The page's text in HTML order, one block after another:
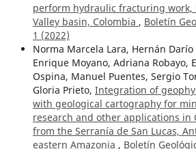
perform hydraulic fracturing work,
Valley basin, Colombia , Boletín
1 (2022)
Norma Marcela Lara, Hernán
Enrique Moyano, Adriana Robayo,
Ospina, Manuel Puentes, Sergio
Gloria Prieto, Integration of
with geological cartography for
research and other applications in
from the Serranía de San Lucas,
eastern Amazonia , Boletín